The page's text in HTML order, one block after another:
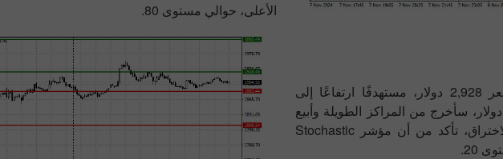
الأعلى، حوالي مستوى 80.
أخطط لشراء إيثريوم اليوم بسعر 2,928 دولار، مستهدفًا ارتفاعًا إلى
3,002 دولار. بالقرب من 3,002 دولار، سأخرج من المراكز الطويلة وأبيع
عند التراجع. قبل الشراء عند الاختراق، تأكد من أن مؤشر Stochastic
20.